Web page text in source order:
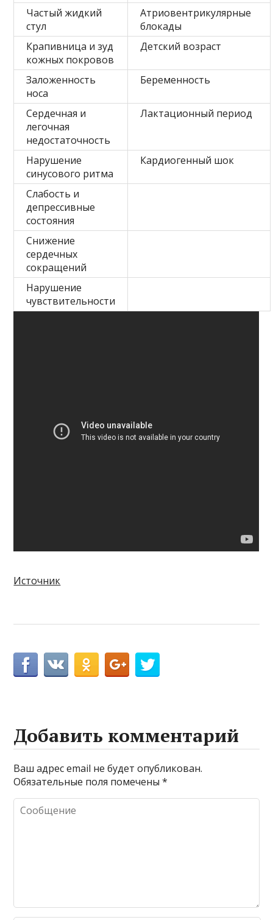
Частый жидкий
стул
Атриовентрикулярные
блокады
Крапивница и зуд
кожных покровов
Детский возраст
Заложенность
носа
Беременность
Сердечная и
легочная
недостаточность
Лактационный период
Нарушение
синусового ритма
Кардиогенный шок
Слабость и
депрессивные
состояния
Снижение
сердечных
сокращений
Нарушение
чувствительности
Источник
Добавить комментарий
Ваш адрес email не будет опубликован.
Обязательные поля помечены*